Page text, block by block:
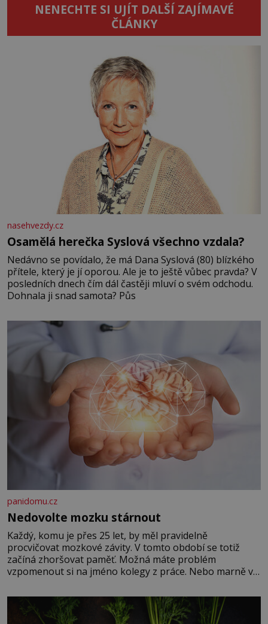
NENECHTE SI UJÍT DALŠÍ ZAJÍMAVÉ
ČLÁNKY
nasehvezdy.cz
Osamělá herečka Syslová všechno vzdala?
Nedávno se povídalo, že má Dana Syslová (80) blízkého
přítele, který je jí oporou. Ale je to ještě vůbec pravda? V
posledních dnech čím dál častěji mluví o svém odchodu.
Dohnala ji snad samota? Půs
panidomu.cz
Nedovolte mozku stárnout
Každý, komu je přes 25 let, by měl pravidelně
procvičovat mozkové závity. V tomto období se totiž
začíná zhoršovat paměť. Možná máte problém
vzpomenout si na jméno kolegy z práce. Nebo marně v
Je to opravdu tak, s věkem jako kdyby se paměť
rozhodla stávkovat. Cvičte